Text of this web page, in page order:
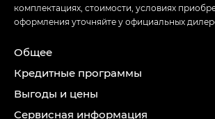
комплектациях, стоимости, условиях
оформления уточняйте у официальных
Общее
Кредитные программы
Выгоды и цены
Сервисная информация